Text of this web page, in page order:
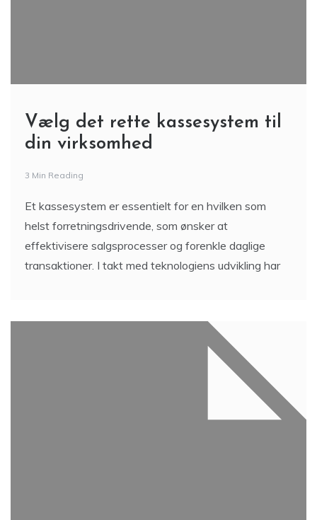
Vælg det rette kassesystem til
din virksomhed
3 Min Reading
Et kassesystem er essentielt for en hvilken som
helst forretningsdrivende, som ønsker at
effektivisere salgsprocesser og forenkle daglige
transaktioner. I takt med teknologiens udvikling har